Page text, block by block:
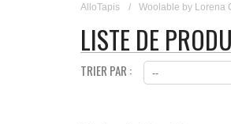
AlloTapis / Woolable by Lorena
LISTE DE
TRIER PAR : --